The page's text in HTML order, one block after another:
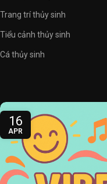
Trang trí thủy sinh
Tiểu cảnh thủy sinh
Cá thủy sinh
16
APR